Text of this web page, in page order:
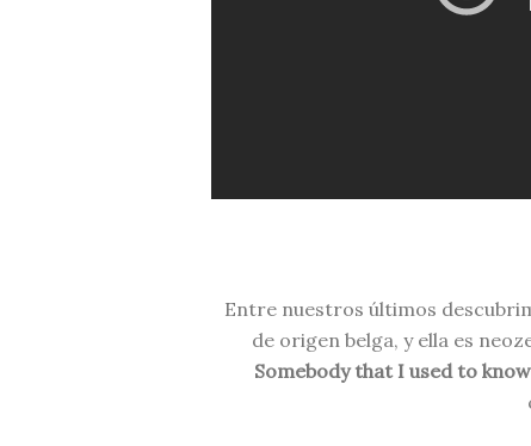
Entre nuestros últimos
de origen belga, y ella es
Somebody that I used to know